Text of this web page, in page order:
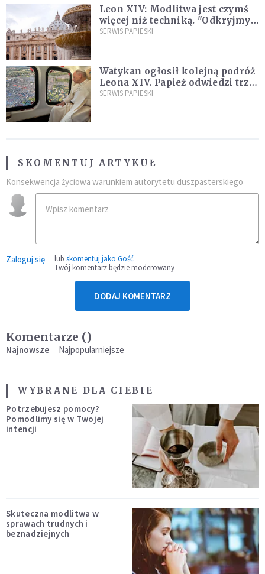
Leon XIV: Modlitwa jest czymś
więcej niż techniką. "Odkryjmy
ją na nowo"
SERWIS PAPIESKI
Watykan ogłosił kolejną podróż
Leona XIV. Papież odwiedzi trzy
kraje Ameryki Południowej
SERWIS PAPIESKI
SKOMENTUJ ARTYKUŁ
Konsekwencja życiowa warunkiem autorytetu duszpasterskiego
Zaloguj się lub skomentuj jako Gość
Twój komentarz będzie moderowany
DODAJ KOMENTARZ
Komentarze ()
Najnowsze Najpopularniejsze
WYBRANE DLA CIEBIE
Potrzebujesz pomocy?
Pomodlimy się w Twojej
intencji
Skuteczna modlitwa w
sprawach trudnych i
beznadziejnych